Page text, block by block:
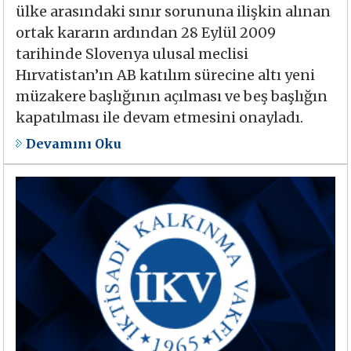
ülke arasındaki sınır sorununa ilişkin alınan
ortak kararın ardından 28 Eylül 2009
tarihinde Slovenya ulusal meclisi
Hırvatistan’ın AB katılım sürecine altı yeni
müzakere başlığının açılması ve beş başlığın
kapatılması ile devam etmesini onayladı.
Devamını Oku